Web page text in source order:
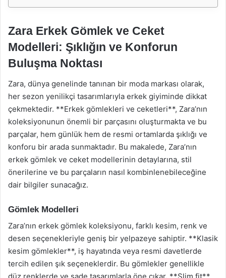
Zara Erkek Gömlek ve Ceket
Modelleri: Şıklığın ve Konforun
Buluşma Noktası
Zara, dünya genelinde tanınan bir moda markası olarak,
her sezon yenilikçi tasarımlarıyla erkek giyiminde dikkat
çekmektedir. **Erkek gömlekleri ve ceketleri**, Zara’nın
koleksiyonunun önemli bir parçasını oluşturmakta ve bu
parçalar, hem günlük hem de resmi ortamlarda şıklığı ve
konforu bir arada sunmaktadır. Bu makalede, Zara’nın
erkek gömlek ve ceket modellerinin detaylarına, stil
önerilerine ve bu parçaların nasıl kombinlenebileceğine
dair bilgiler sunacağız.
Gömlek Modelleri
Zara’nın erkek gömlek koleksiyonu, farklı kesim, renk ve
desen seçenekleriyle geniş bir yelpazeye sahiptir. **Klasik
kesim gömlekler**, iş hayatında veya resmi davetlerde
tercih edilen şık seçeneklerdir. Bu gömlekler genellikle